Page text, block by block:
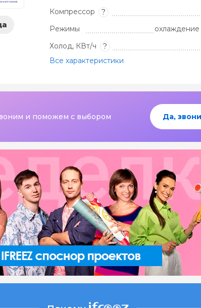
Компрессор
?
Режимы
Холод, КВт/ч
?
Все характеристики
и поможем с выбором Да,